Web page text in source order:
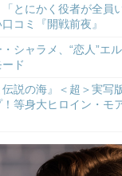
とにかく役者が全員
コミ『開戦前夜』
シャラメ、“恋人”エ
ド
伝説の海』＜超＞実写
！等身大ヒロイン・モ